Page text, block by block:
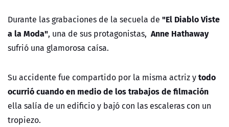
Durante las grabaciones de la secuela de "El Diablo Viste
a la Moda", una de sus protagonistas, Anne Hathaway
sufrió una glamorosa caísa.
Su accidente fue compartido por la misma actriz ytodo
ocurrió cuando en medio de los trabajos de filmación
ella salía de un edificio y bajó con las escaleras con un
tropiezo.